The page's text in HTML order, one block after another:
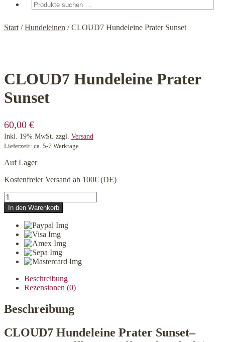
Suchen
nach:
Start /Hundeleinen /CLOUD7 Hundeleine Prater Sunset
CLOUD7 Hundeleine Prater
Sunset
60,00 €
Inkl. 19% MwSt. zzgl. Versand
Lieferzeit: ca. 5-7 Werktage
Auf Lager
Kostenfreier Versand ab 100€ (DE)
CLOUD7
Hundeleine
Prater
Sunset
Menge
In den Warenkorb
Beschreibung
Rezensionen (0)
Beschreibung
CLOUD7 Hundeleine Prater Sunset–